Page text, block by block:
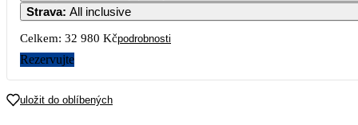
Strava: All inclusive
Celkem: 32 980 Kčpodrobnosti
Rezervujte
uložit do oblíbených